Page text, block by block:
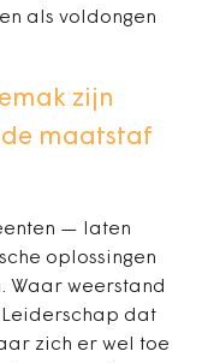
als voldongen
zijn
maatstaf
— laten
oplossingen
Waar weerstand
dat
zich er wel toe